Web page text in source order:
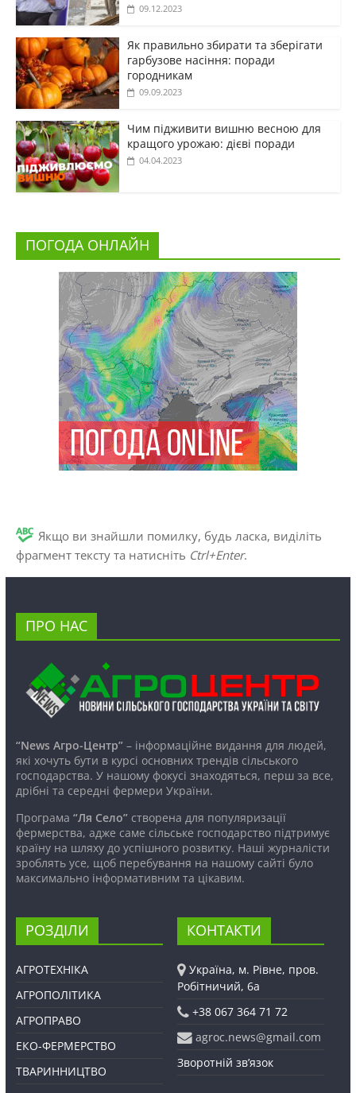
09.12.2023
Як правильно збирати та зберігати
гарбузове насіння: поради
городникам
09.09.2023
Чим підживити вишню весною для
кращого урожаю: дієві поради
04.04.2023
ПОГОДА ОНЛАЙН
Якщо ви знайшли помилку, будь ласка, виділіть
фрагмент тексту та натисніть Ctrl+Enter.
ПРО НАС
“News Агро-Центр”– інформаційне видання для людей,
які хочуть бути в курсі основних трендів сільського
господарства. У нашому фокусі знаходяться, перш за все,
дрібні та середні фермери України.
Програма “Ля Село”створена для популяризації
фермерства, адже саме сільське господарство підтримує
країну на шляху до успішного розвитку. Наші журналісти
зроблять усе, щоб перебування на нашому сайті було
максимально інформативним та цікавим.
РОЗДІЛИ
АГРОТЕХНІКА
АГРОПОЛІТИКА
АГРОПРАВО
ЕКО-ФЕРМЕРСТВО
ТВАРИННИЦТВО
КОНТАКТИ
Україна, м. Рівне, пров.
Робітничий, 6а
+38 067 364 71 72
agroc.news@gmail.com
Зворотній зв’язок